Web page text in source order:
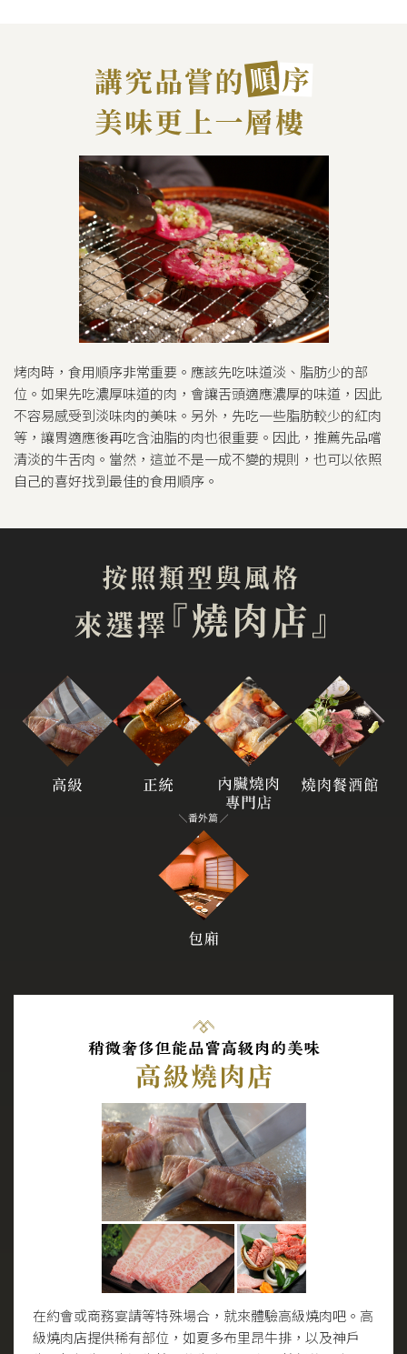
烤肉時，食用順序非常重要。應該先吃味道淡、脂肪少的部
位。如果先吃濃厚味道的肉，會讓舌頭適應濃厚的味道，因此
不容易感受到淡味肉的美味。另外，先吃一些脂肪較少的紅肉
等，讓胃適應後再吃含油脂的肉也很重要。因此，推薦先品嚐
清淡的牛舌肉。當然，這並不是一成不變的規則，也可以依照
自己的喜好找到最佳的食用順序。
在約會或商務宴請等特殊場合，就來體驗高級燒肉吧。高
級燒肉店提供稀有部位，如夏多布里昂牛排，以及神戶